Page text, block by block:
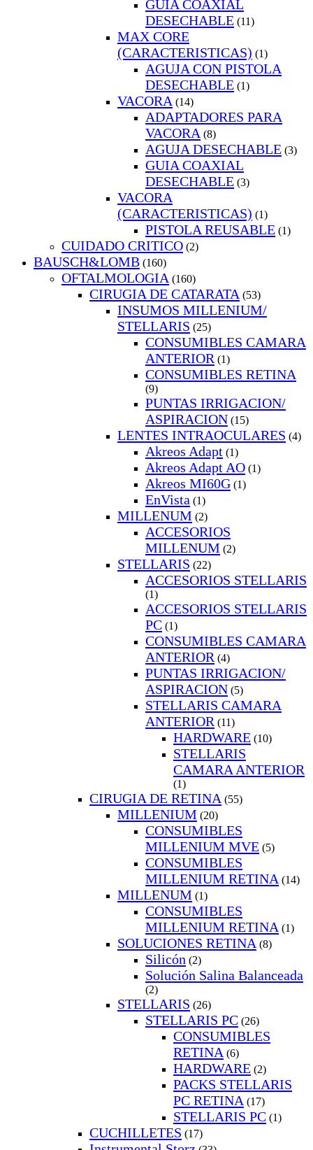
GUIA COAXIAL
DESECHABLE (11)
MAX CORE
(CARACTERISTICAS) (1)
AGUJA CON PISTOLA
DESECHABLE (1)
VACORA (14)
ADAPTADORES PARA
VACORA (8)
AGUJA DESECHABLE (3)
GUIA COAXIAL
DESECHABLE (3)
VACORA
(CARACTERISTICAS) (1)
PISTOLA REUSABLE (1)
CUIDADO CRITICO (2)
BAUSCH&LOMB (160)
OFTALMOLOGIA (160)
CIRUGIA DE CATARATA (53)
INSUMOS MILLENIUM/
STELLARIS (25)
CONSUMIBLES CAMARA
ANTERIOR (1)
CONSUMIBLES RETINA
(9)
PUNTAS IRRIGACION/
ASPIRACION (15)
LENTES INTRAOCULARES (4)
Akreos Adapt (1)
Akreos Adapt AO (1)
Akreos MI60G (1)
EnVista (1)
MILLENUM (2)
ACCESORIOS
MILLENUM (2)
STELLARIS (22)
ACCESORIOS STELLARIS
(1)
ACCESORIOS STELLARIS
PC (1)
CONSUMIBLES CAMARA
ANTERIOR (4)
PUNTAS IRRIGACION/
ASPIRACION (5)
STELLARIS CAMARA
ANTERIOR (11)
HARDWARE (10)
STELLARIS
CAMARA ANTERIOR
(1)
CIRUGIA DE RETINA (55)
MILLENIUM (20)
CONSUMIBLES
MILLENIUM MVE (5)
CONSUMIBLES
MILLENIUM RETINA (14)
MILLENUM (1)
CONSUMIBLES
MILLENIUM RETINA (1)
SOLUCIONES RETINA (8)
Silicón (2)
Solución Salina Balanceada
(2)
STELLARIS (26)
STELLARIS PC (26)
CONSUMIBLES
RETINA (6)
HARDWARE (2)
PACKS STELLARIS
PC RETINA (17)
STELLARIS PC (1)
CUCHILLETES (17)